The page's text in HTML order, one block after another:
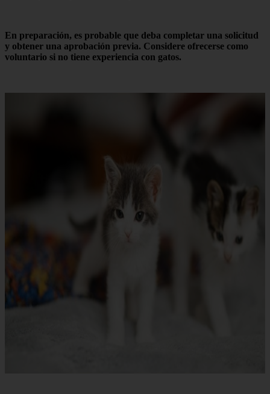
En preparación, es probable que deba completar una solicitud
y obtener una aprobación previa. Considere ofrecerse como
voluntario si no tiene experiencia con gatos.